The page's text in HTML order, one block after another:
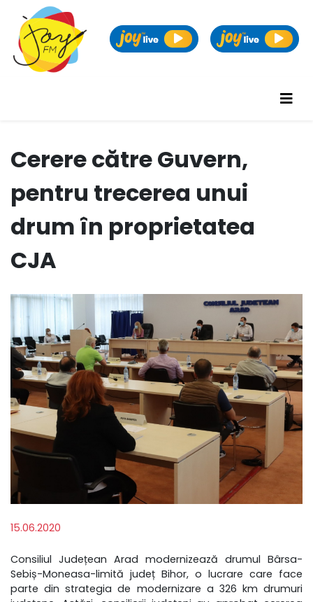
Cerere către Guvern,
pentru trecerea unui
drum în proprietatea
CJA
15.06.2020
Consiliul Județean Arad modernizează drumul Bârsa-
Sebiș-Moneasa-limită județ Bihor, o lucrare care face
parte din strategia de modernizare a 326 km drumuri